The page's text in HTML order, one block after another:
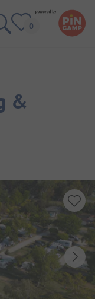
&